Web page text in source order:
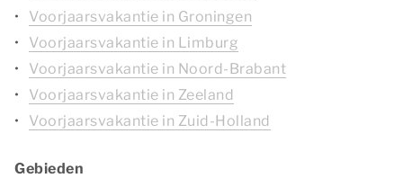
Voorjaarsvakantie in Groningen
Voorjaarsvakantie in Limburg
Voorjaarsvakantie in Noord-Brabant
Voorjaarsvakantie in Zeeland
Voorjaarsvakantie in Zuid-Holland
Gebieden